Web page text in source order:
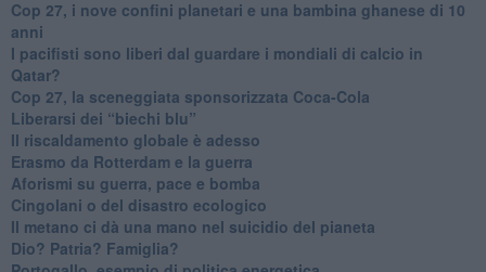
​Cop 27, i nove confini planetari e una bambina ghanese di 10
anni
​I pacifisti sono liberi dal guardare i mondiali di calcio in
Qatar?
​Cop 27, la sceneggiata sponsorizzata Coca-Cola
​Liberarsi dei “biechi blu”
Il riscaldamento globale è adesso
​Erasmo da Rotterdam e la guerra
​Aforismi su guerra, pace e bomba
Cingolani o del disastro ecologico
​Il metano ci dà una mano nel suicidio del pianeta
​Dio? Patria? Famiglia?